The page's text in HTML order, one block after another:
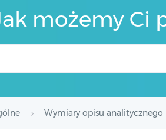
możemy Ci
Wymiary opisu analitycznego